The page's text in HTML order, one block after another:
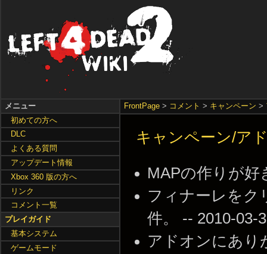
FrontPage > コメント > キャンペーン >
キャンペーン/ア
MAPの作りが好
フィナーレをク
件。 -- 2010-03-
アドオンにあり
メニュー
初めての方へ
DLC
よくある質問
アップデート情報
Xbox 360 版の方へ
リンク
コメント一覧
プレイガイド
基本システム
ゲームモード